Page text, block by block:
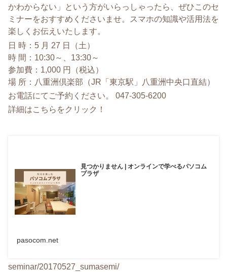
かわからない」という方がいらっしゃったら、 ぜひこのセ
ミナーをおすすめくださいませ。
スマホの知識や活用法を
楽しくお伝えいたします。
日 時：5 月 27 日（土）
時 間：10:30～、13:30～
参加費：1,000 円（税込）
場 所：八重洲倶楽部（JR「東京駅」八重洲中央口直結）
お電話にてご予約ください。 047-305-6200
詳細はこちらをクリック！
見つかりません | オンラインで学べるパソコム
プラザ
pasocom.net
seminar/20170527_sumasemi/